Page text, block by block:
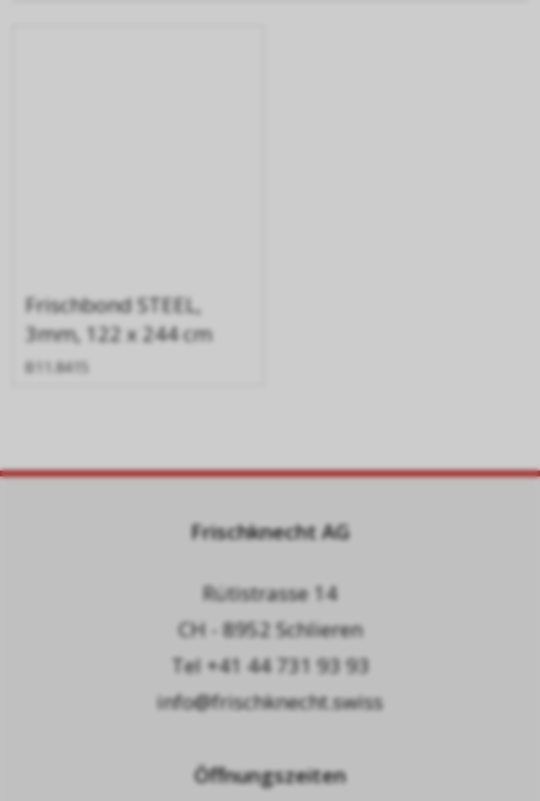
Frischbond STEEL,
3mm, 122 x 244 cm
B11.8415
Frischknecht AG
Rütistrasse 14
CH - 8952 Schlieren
Tel +41 44 731 93 93
info@frischknecht.swiss
Öffnungszeiten